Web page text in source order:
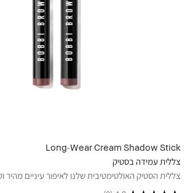
Long-Wear Cream Shadow Stick
צללית עמידה בסטיק
צללית הסטיק האולטימטיבית שלנו לאיפור עיניים מהיר